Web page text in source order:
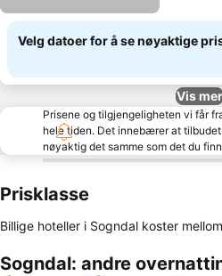
Velg datoer for å se nøyaktige
Vis mer
Prisene og tilgjengeligheten vi får
hele tiden. Det innebærer at
nøyaktig det samme som det du
Prisklasse
Billige hoteller i Sogndal koster mellom
Sogndal: andre